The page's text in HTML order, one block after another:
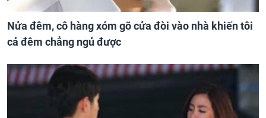
Nửa đêm, cô hàng xóm gõ cửa đòi vào nhà khiến tôi
cả đêm chẳng ngủ được